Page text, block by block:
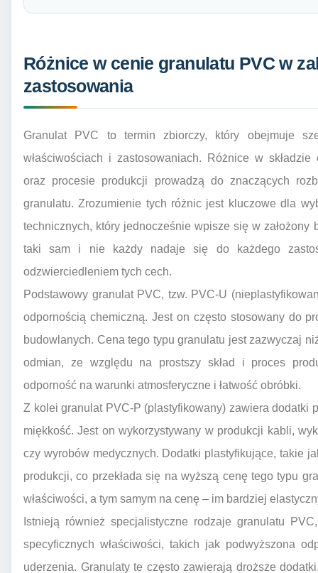
Różnice w cenie granulatu PVC w
zastosowania
Granulat PVC to termin zbiorczy, który obejmuje
właściwościach i zastosowaniach. Różnice w
oraz procesie produkcji prowadzą do znaczących
granulatu. Zrozumienie tych różnic jest kluczowe dla
technicznych, który jednocześnie wpisze się w
taki sam i nie każdy nadaje się do każdego
odzwierciedleniem tych cech.
Podstawowy granulat PVC, tzw. PVC-U
odpornością chemiczną. Jest on często stosowany do
budowlanych. Cena tego typu granulatu jest zazwyczaj
odmian, ze względu na prostszy skład i proces
odporność na warunki atmosferyczne i łatwość obróbki.
Z kolei granulat PVC-P (plastyfikowany) zawiera dodatki
miękkość. Jest on wykorzystywany w produkcji kabli,
czy wyrobów medycznych. Dodatki plastyfikujące, takie
produkcji, co przekłada się na wyższą cenę tego typu
właściwości, a tym samym na cenę – im bardziej
Istnieją również specjalistyczne rodzaje granulatu
specyficznych właściwości, takich jak podwyższona
uderzenia. Granulaty te często zawierają droższe